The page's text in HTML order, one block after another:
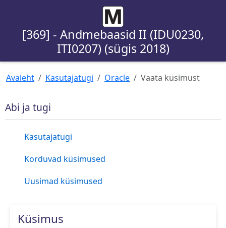
[369] - Andmebaasid II (IDU0230,
ITI0207) (sügis 2018)
Avaleht Kasutajatugi Oracle Vaata küsimust
Abi ja tugi
Kasutajatugi
Korduvad küsimused
Uusimad küsimused
Küsimus